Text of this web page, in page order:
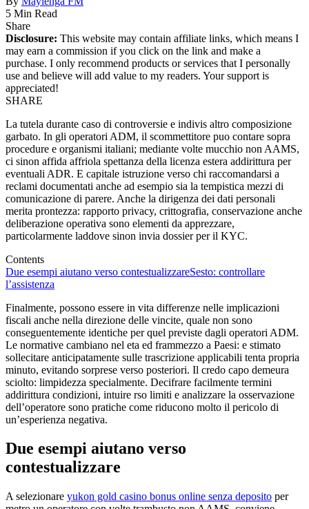
5 Min Read
Share
Disclosure: This website may contain affiliate links, which means I
may earn a commission if you click on the link and make a
purchase. I only recommend products or services that I personally
use and believe will add value to my readers. Your support is
appreciated!
SHARE
La tutela durante caso di controversie e indivis altro composizione
garbato. In gli operatori ADM, il scommettitore puo contare sopra
procedure e organismi italiani; mediante volte mucchio non AAMS,
ci sinon affida affriola spettanza della licenza estera addirittura per
eventuali ADR. E capitale istruzione verso chi raccomandarsi a
reclami documentati anche ad esempio sia la tempistica mezzi di
comunicazione di parere. Anche la dirigenza dei dati personali
merita prontezza: rapporto privacy, crittografia, conservazione anche
deliberazione operativa sono elementi da apprezzare,
particolarmente laddove sinon invia dossier per il KYC.
Contents
Due esempi aiutano verso contestualizzareSesto: controllare
l’assistenza
Finalmente, possono essere in vita differenze nelle implicazioni
fiscali anche nella direzione delle vincite, quale non sono
conseguentemente identiche per quel previste dagli operatori ADM.
Le normative cambiano nel eta ed frammezzo a Paesi: e stimato
sollecitare anticipatamente sulle trascrizione applicabili tenta propria
minuto, evitando sorprese verso posteriori. Il credo capo demeura
sciolto: limpidezza specialmente. Decifrare facilmente termini
addirittura condizioni, intuire rso limiti e analizzare la osservazione
dell’operatore sono pratiche come riducono molto il pericolo di
un’esperienza negativa.
Due esempi aiutano verso
contestualizzare
A selezionare yukon gold casino bonus online senza deposito per